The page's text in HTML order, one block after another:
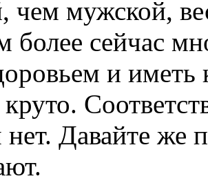
чем мужской,
более сейчас
и иметь
Давайте же